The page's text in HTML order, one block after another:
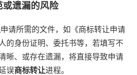
或遗漏的风险
申请所需的文件，如《商标转让申请
的身份证明、委托书等，若填写不
晰、或存在遗漏，将直接导致申请
误商标转让进程。